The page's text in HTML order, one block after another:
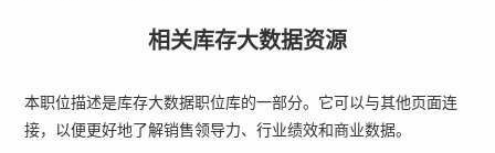
相关库存大数据资源
本职位描述是库存大数据职位库的一部分。它可以与其他页面连
接，以便更好地了解销售领导力、行业绩效和商业数据。